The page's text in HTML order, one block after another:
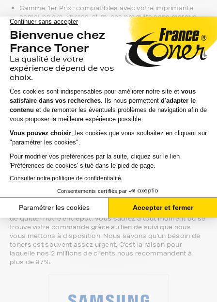
Gamme 1er Prix : compatibles avec votre imprimante
samsung pro-xpress-sl-m, ces produits sans marque
sont ceux de notre gamme discount.
Marque constructeur : si vous avez l'habitude d'aller
chercher vos toners samsung pro-xpress-sl-m en
magasin, gagnez du temps en vous faisant livrer
directement chez vous.
Si vous avez la moindre question sur la
compatibilité de votre produit avec votre
imprimante samsung pro-xpress-sl-m, nous
sommes à votre écoute.
Notre équipe de conseillers saura vous accompagner sur le
meilleur choix ou sur l'installation de vos toners. Ils sont
disponibles soit par message au sein de votre espace client
ou directement par téléphone.
Une fois votre choix effectué, votre paiement est effectué
de manière complètement sécurisée. Plusieurs moyens de
Il ne reste plus à vos toners pour samsung pro-xpress-sl-m
de quitter notre entrepôt. Vous saurez à tout moment où se
trouve votre commande grâce au lien de suivi que nous
vous mettons à disposition. Nous savons qu'un besoin de
toners est souvent assez urgent. C'est la raison pour
laquelle nos 2 millions de clients nous recommandent à
plus de 97%.